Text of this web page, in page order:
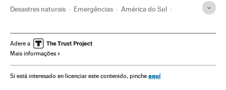
Desastres naturais Emergências América do Sul
América Acontecimentos
Condições trabalho
Trabalho Vale Brumadinho Acidentes mineração
Adere a
Mais informações
Si está interesado en licenciar este contenido, pinche aquí